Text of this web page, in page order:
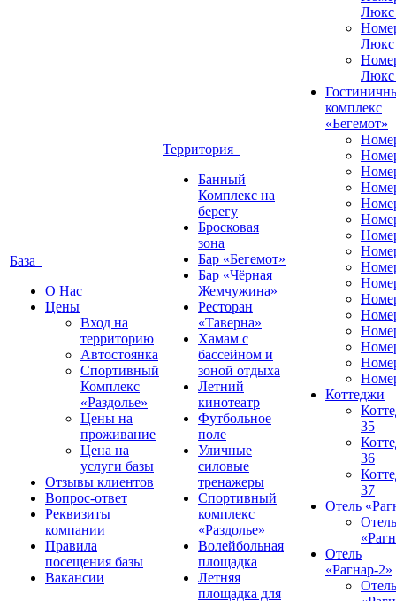
База
О Нас
Цены
Вход на
территорию
Автостоянка
Спортивный
Комплекс
«Раздолье»
Цены на
проживание
Цена на
услуги базы
Отзывы клиентов
Вопрос-ответ
Реквизиты
компании
Правила
посещения базы
Вакансии
Территория
Банный
Комплекс на
берегу
Бросковая
зона
Бар «Бегемот»
Бар «Чёрная
Жемчужина»
Ресторан
«Таверна»
Хамам с
бассейном и
зоной отдыха
Летний
кинотеатр
Футбольное
поле
Уличные
силовые
тренажеры
Спортивный
комплекс
«Раздолье»
Волейбольная
площадка
Летняя
площадка для
комплекс
«Бегемот»
Коттеджи
35
36
37
Отель
Отель
Отель
«Рагнар-2»
Отель